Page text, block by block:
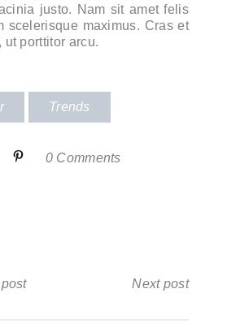
justo. Nam sit amet felis
scelerisque maximus. Cras et
ut porttitor arcu.
Trends
0 Comments
Next post